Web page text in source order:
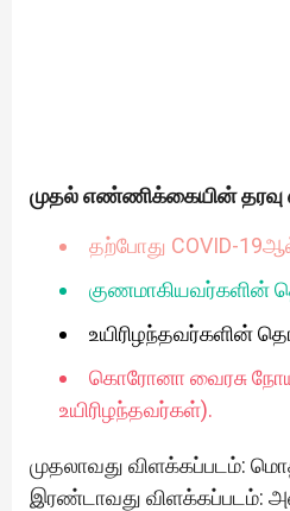
முதல் எண்ணிக்கையின் தரவு
தற்போது COVID-
குணமாகியவர்களின்
உயிரிழந்தவர்களின்
கொரோனா வைரசு
உயிரிழந்தவர்கள்).
முதலாவது விளக்கப்படம்:
இரண்டாவது விளக்கப்படம்: